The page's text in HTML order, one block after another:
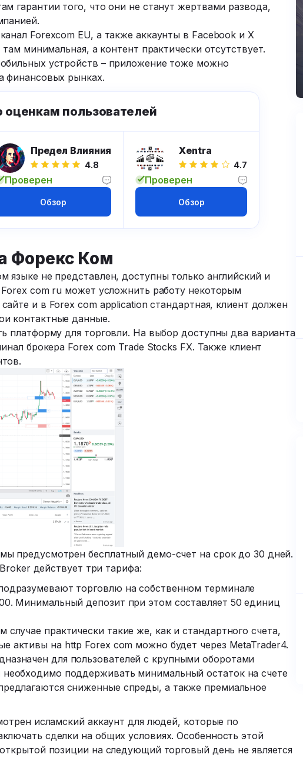
гарантии того, что они не станут жертвами развода,
Forexcom EU, а также аккаунты в Facebook и X
минимальная, а контент практически отсутствует.
устройств – приложение тоже можно
финансовых рынках.
пользователей
Предел Влияния
4.8
Проверен
Обзор
Xentra
4.7
Проверен
Обзор
Форекс Ком
языке не представлен, доступны только английский и
com ru может усложнить работу некоторым
и в Forex com application стандартная, клиент должен
контактные данные.
платформу для торговли. На выбор доступны два варианта
брокера Forex com Trade Stocks FX. Также клиент
предусмотрен бесплатный демо-счет на срок до 30 дней.
действует три тарифа:
торговлю на собственном терминале
Минимальный депозит при этом составляет 50 единиц
случае практически такие же, как и стандартного счета,
активы на http Forex com можно будет через MetaTrader4.
для пользователей с крупными оборотами
необходимо поддерживать минимальный остаток на счете
сниженные спреды, а также премиальное
исламский аккаунт для людей, которые по
сделки на общих условиях. Особенность этой
позиции на следующий торговый день не является